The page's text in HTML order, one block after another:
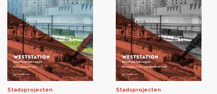
Stadsprojecten Stadsprojecten